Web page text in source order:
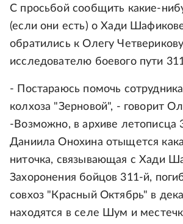
С просьбой сообщить какие-
(если они есть) о Хади
обратились к Олегу
исследователю боевого пути
- Постараюсь помочь
колхоза "Зерновой", - говорит
-Возможно, в архиве летописца
Даниила Онохина отыщется
ниточка, связывающая с Хади
Захоронения бойцов 311-й,
совхоз "Красный Октябрь" в
находятся в селе Шум и